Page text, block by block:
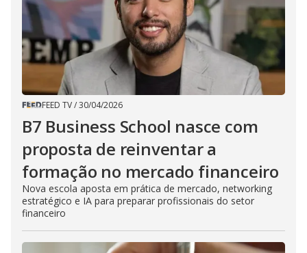
FEED TV/30/04/2026
B7 Business School nasce com
proposta de reinventar a
formação no mercado financeiro
Nova escola aposta em prática de mercado, networking
estratégico e IA para preparar profissionais do setor
financeiro